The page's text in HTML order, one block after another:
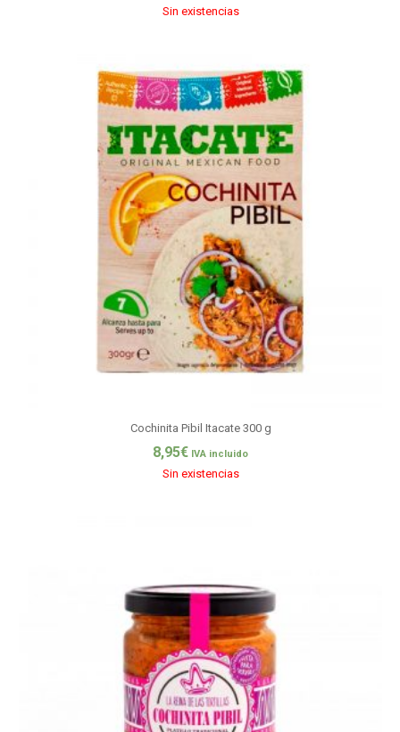
Sin existencias
Cochinita Pibil Itacate 300 g
8,95€ IVA incluido
Sin existencias